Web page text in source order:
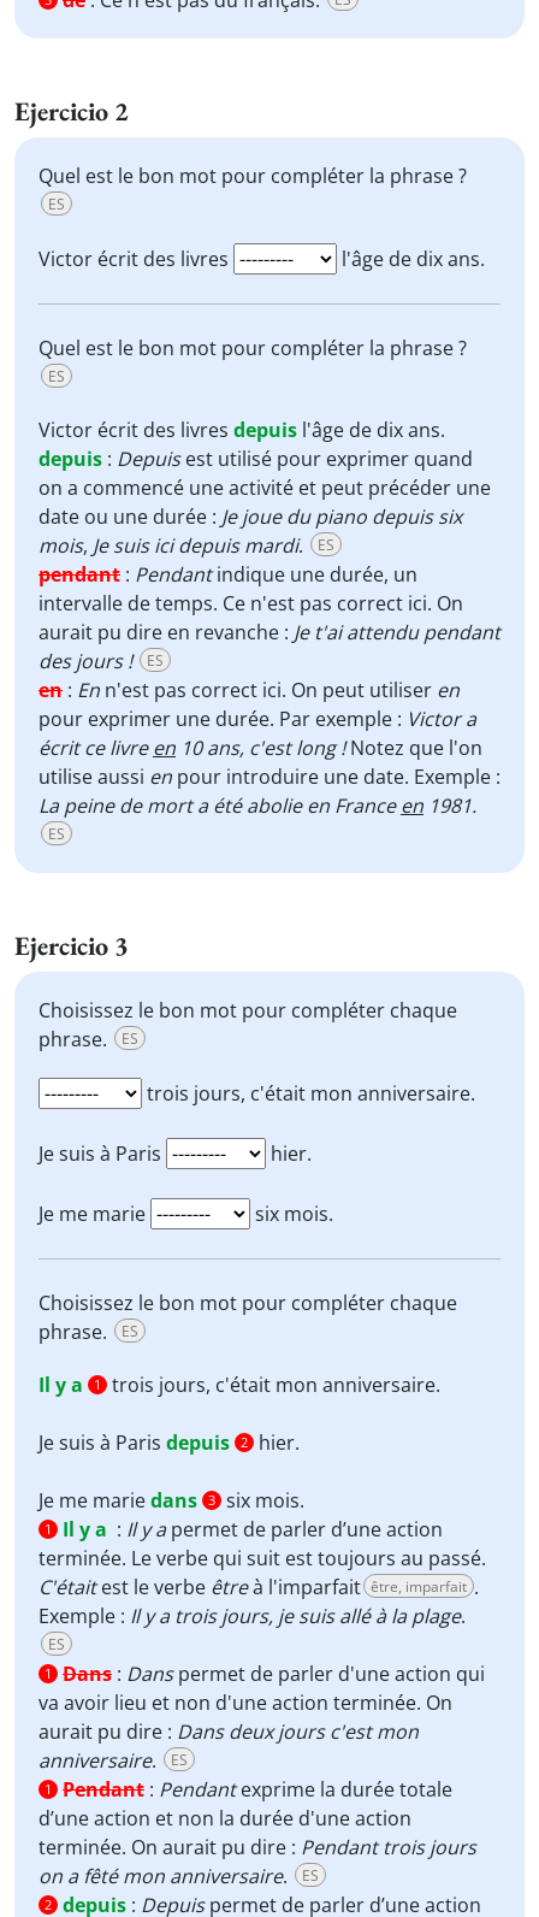
Ejercicio 2
Quel est le bon mot pour compléter la phrase ?
ES
Victor écrit des livres l'âge de dix ans.
Quel est le bon mot pour compléter la phrase ?
ES
Victor écrit des livres depuis l'âge de dix ans.
depuis : Depuisest utilisé pour exprimer quand
on a commencé une activité et peut précéder une
date ou une durée : Je joue du piano depuis six
mois, Je suis ici depuis mardi. ES
pendant : Pendantindique une durée, un
intervalle de temps. Ce n'est pas correct ici. On
aurait pu dire en revanche : Je t'ai attendu pendant
des jours !
ES
en : En n'est pas correct ici. On peut utiliser en
pour exprimer une durée. Par exemple : Victor a
écrit ce livreen 10 ans, c'est long !Notez que l'on
utilise aussi en pour introduire une date. Exemple :
La peine de mort a été abolie en Franceen 1981.
ES
Ejercicio 3
Choisissez le bon mot pour compléter chaque
phrase.
ES
trois jours, c'était mon anniversaire.
Je suis à Paris hier.
Je me marie six mois.
Choisissez le bon mot pour compléter chaque
phrase.
ES
Il y a 1 trois jours, c'était mon anniversaire.
Je suis à Paris depuis 2 hier.
Je me mariedans 3 six mois.
1 Il y a : Il y apermet de parler d’une action
terminée. Le verbe qui suit est toujours au passé.
C'étaitest le verbe êtreà l'imparfait être, imparfait .
Exemple : Il y a trois jours, je suis allé à la plage.
ES
1 Dans : Danspermet de parler d'une action qui
va avoir lieu et non d'une action terminée. On
aurait pu dire : Dans deux jours c'est mon
anniversaire. ES
1 Pendant : Pendantexprime la durée totale
d’une action et non la durée d'une action
terminée. On aurait pu dire : Pendant trois jours
on a fêté mon anniversaire. ES
2 depuis : Depuispermet de parler d’une action